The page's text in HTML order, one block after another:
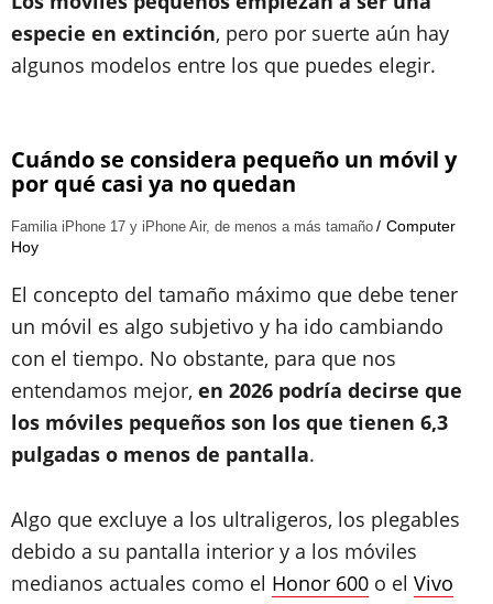
especie en extinción, pero por suerte aún hay
algunos modelos entre los que puedes elegir.
Cuándo se considera pequeño un móvil y
por qué casi ya no quedan
Familia iPhone 17 y iPhone Air, de menos a más tamaño
Computer
Hoy
El concepto del tamaño máximo que debe tener
un móvil es algo subjetivo y ha ido cambiando
con el tiempo. No obstante, para que nos
entendamos mejor, en 2026 podría decirse que
los móviles pequeños son los que tienen 6,3
pulgadas o menos de pantalla.
Algo que excluye a los ultraligeros, los plegables
debido a su pantalla interior y a los móviles
medianos actuales como el Honor 600 o el Vivo